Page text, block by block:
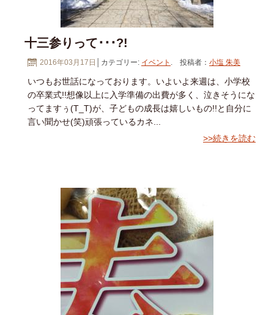
十三参りって･･･?!
2016年03月17日 │カテゴリー: イベント . 投稿者： 小塩 朱美
いつもお世話になっております。いよいよ来週は、小学校
の卒業式!!想像以上に入学準備の出費が多く、泣きそうにな
ってますぅ(T_T)が、子どもの成長は嬉しいもの!!と自分に
言い聞かせ(笑)頑張っているカネ...
>>続きを読む